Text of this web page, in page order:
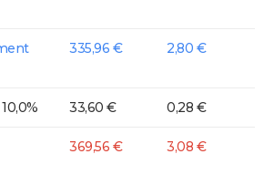
335,96 € 2,80 €
33,60 € 0,28 €
369,56 € 3,08 €